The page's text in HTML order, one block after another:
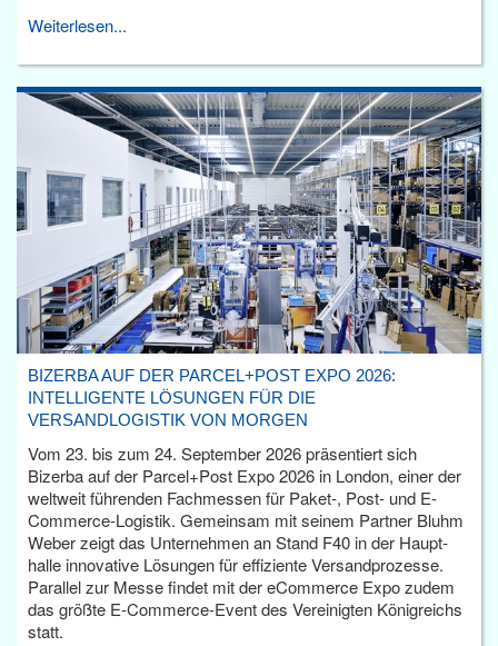
Weiterlesen...
BIZERBA AUF DER PARCEL+POST EXPO 2026:
INTELLIGENTE LÖSUNGEN FÜR DIE
VERSANDLOGISTIK VON MORGEN
Vom 23. bis zum 24. September 2026 präsentiert sich
Bizerba auf der Parcel+Post Expo 2026 in London, einer der
weltweit führenden Fachmessen für Paket-, Post- und E-
Commerce-Logistik. Gemeinsam mit seinem Partner Bluhm
Weber zeigt das Unternehmen an Stand F40 in der Haupt­
halle innovative Lösungen für effiziente Versandprozesse.
Parallel zur Messe findet mit der eCommerce Expo zudem
das größte E-Commerce-Event des Vereinigten Königreichs
statt.